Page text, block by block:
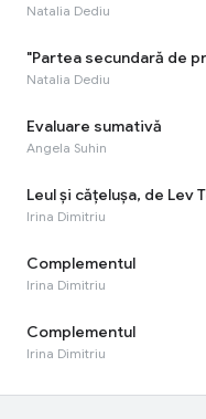
Natalia Dediu
"Partea secundară de
Natalia Dediu
Evaluare sumativă
Angela Suhin
Leul și cățelușa, de Lev
Irina Dimitriu
Complementul
Irina Dimitriu
Complementul
Irina Dimitriu